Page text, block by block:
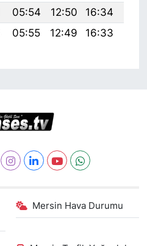
05:54 12:50 16:34
05:55 12:49 16:33
Mersin Hava Durumu